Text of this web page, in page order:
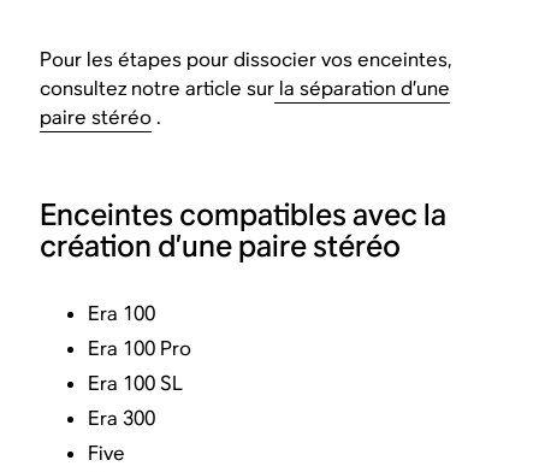
Pour les étapes pour dissocier vos enceintes,
consultez notre article sur la séparation d’une
paire stéréo.
Enceintes compatibles avec la
création d’une paire stéréo
Era 100
Era 100 Pro
Era 100 SL
Era 300
Five